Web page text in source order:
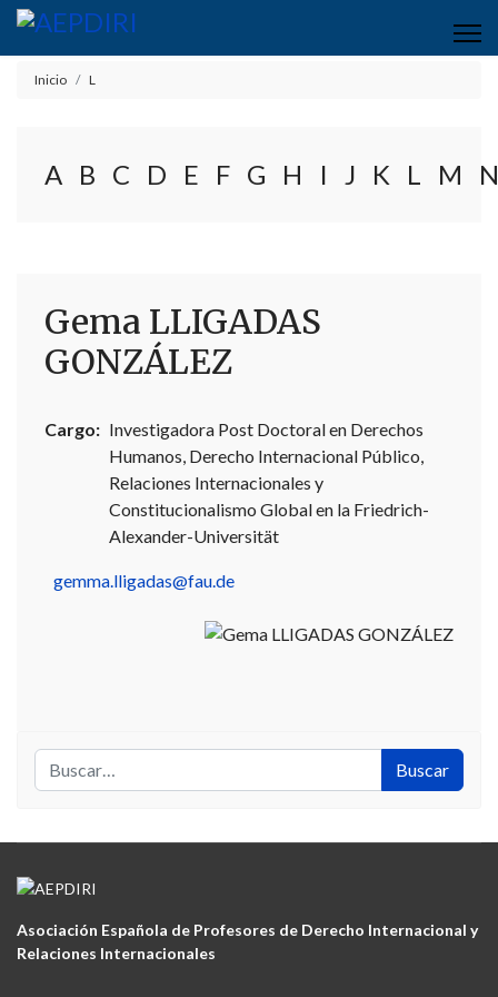
Inicio L
A B C D E F G H I J K L M N
Gema LLIGADAS
GONZÁLEZ
Cargo: Investigadora Post Doctoral en Derechos
Humanos, Derecho Internacional Público,
Relaciones Internacionales y
Constitucionalismo Global en la Friedrich-
Alexander-Universität
gemma.lligadas@fau.de
Buscar Buscar
Asociación Española de Profesores de Derecho Internacional y
Relaciones Internacionales